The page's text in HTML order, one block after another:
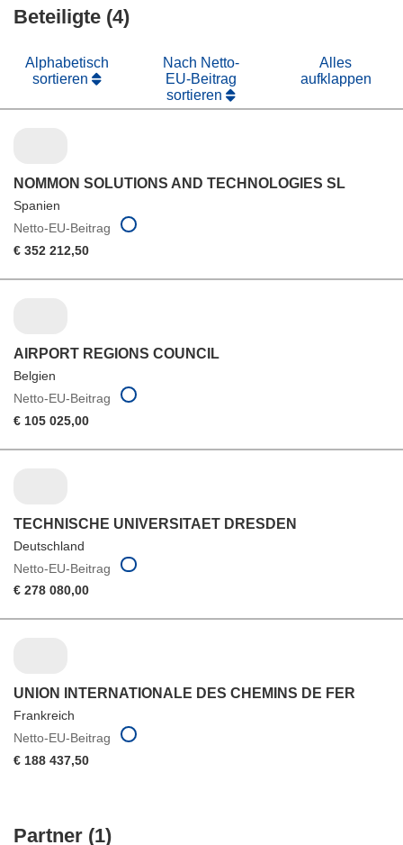
Beteiligte (4)
Alphabetisch
sortieren
Nach Netto-
EU-Beitrag
sortieren
Alles
aufklappen
NOMMON SOLUTIONS AND TECHNOLOGIES SL
Spanien
Netto-EU-Beitrag
€ 352 212,50
AIRPORT REGIONS COUNCIL
Belgien
Netto-EU-Beitrag
€ 105 025,00
TECHNISCHE UNIVERSITAET DRESDEN
Deutschland
Netto-EU-Beitrag
€ 278 080,00
UNION INTERNATIONALE DES CHEMINS DE FER
Frankreich
Netto-EU-Beitrag
€ 188 437,50
Partner (1)